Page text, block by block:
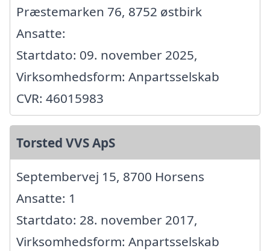
Præstemarken 76, 8752 østbirk
Ansatte:
Startdato: 09. november 2025,
Virksomhedsform: Anpartsselskab
CVR: 46015983
Torsted VVS ApS
Septembervej 15, 8700 Horsens
Ansatte: 1
Startdato: 28. november 2017,
Virksomhedsform: Anpartsselskab